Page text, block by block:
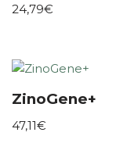
24,79€
ZinoGene+
47,11€